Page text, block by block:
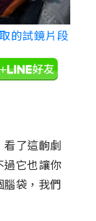
的試鏡片段
了這齣劇
它也讓你
袋，我們